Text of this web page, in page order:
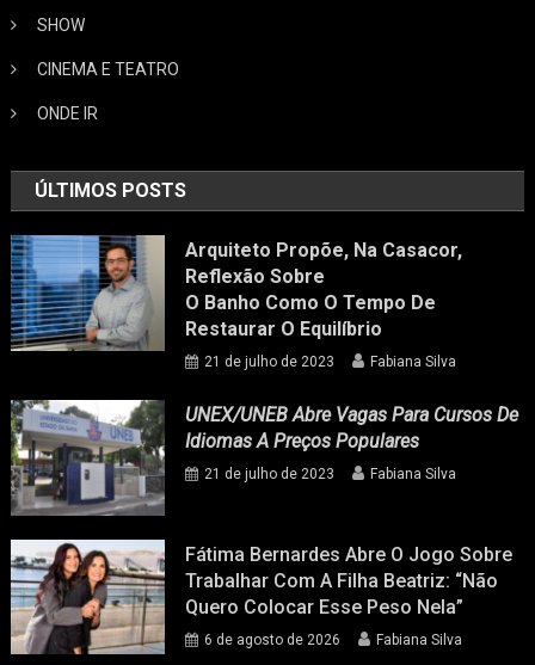
SHOW
CINEMA E TEATRO
ONDE IR
ÚLTIMOS POSTS
Arquiteto Propõe, Na Casacor,
Reflexão Sobre
O Banho Como O Tempo De
Restaurar O Equilíbrio
21 de julho de 2023 Fabiana Silva
UNEX/UNEB Abre Vagas Para Cursos De
Idiomas A Preços Populares
21 de julho de 2023 Fabiana Silva
Fátima Bernardes Abre O Jogo Sobre
Trabalhar Com A Filha Beatriz: “Não
Quero Colocar Esse Peso Nela”
6 de agosto de 2026 Fabiana Silva